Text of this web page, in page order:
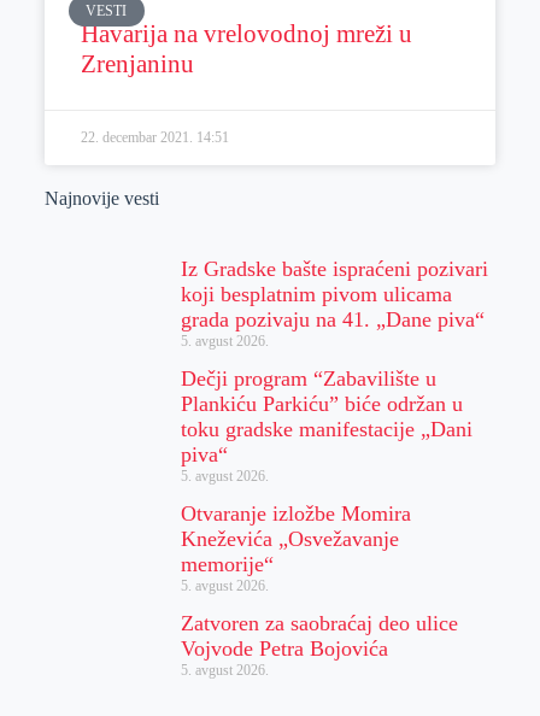
VESTI
Havarija na vrelovodnoj mreži u
Zrenjaninu
22. decembar 2021. 14:51
Najnovije vesti
Iz Gradske bašte ispraćeni pozivari
koji besplatnim pivom ulicama
grada pozivaju na 41. „Dane piva“
5. avgust 2026.
Dečji program “Zabavilište u
Plankiću Parkiću” biće održan u
toku gradske manifestacije „Dani
piva“
5. avgust 2026.
Otvaranje izložbe Momira
Kneževića „Osvežavanje
memorije“
5. avgust 2026.
Zatvoren za saobraćaj deo ulice
Vojvode Petra Bojovića
5. avgust 2026.